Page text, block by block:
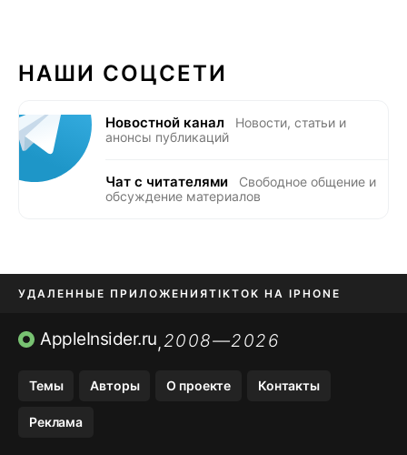
НАШИ СОЦСЕТИ
Новостной канал
Новости, статьи и
анонсы публикаций
Чат с читателями
Свободное общение и
обсуждение материалов
УДАЛЕННЫЕ ПРИЛОЖЕНИЯTIKTOK НА IPHONE
ПРИЛОЖЕНИЯ БЕЗ APP STORE
AppleInsider.ru,2008—2026
Темы Авторы О проекте Контакты
Реклама